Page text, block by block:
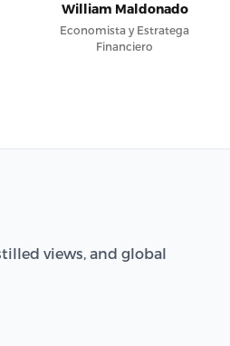
William Maldonado
Economista y Estratega
Financiero
views, and global